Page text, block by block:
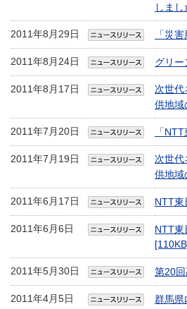
しまし
2011年8月29日 「災
2011年8月24日 グリ
2011年8月17日
次世
供地域
2011年7月20日 「
2011年7月19日
次世
供地域
2011年6月17日 NTT東
2011年6月6日
NTT東
2011年5月30日 第20
2011年4月5日 群馬県